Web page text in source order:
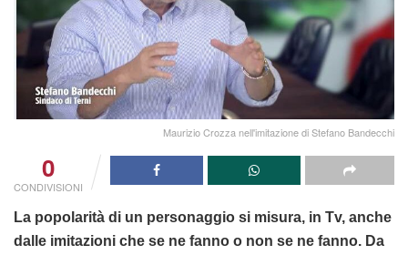
Maurizio Crozza nell'imitazione di Stefano Bandecchi
0
CONDIVISIONI
La popolarità di un personaggio si misura, in Tv, anche
dalle imitazioni che se ne fanno o non se ne fanno. Da